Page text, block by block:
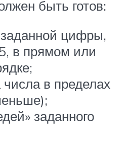
быть готов:
заданной цифры,
в прямом или
в пределах
заданного